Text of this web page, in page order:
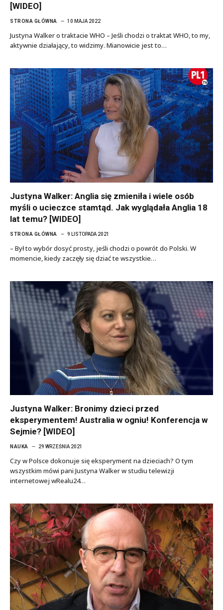
[WIDEO]
STRONA GŁÓWNA 10 MAJA 2022
Justyna Walker o traktacie WHO – Jeśli chodzi o traktat WHO, to my,
aktywnie działający, to widzimy. Mianowicie jest to…
Justyna Walker: Anglia się zmieniła i wiele osób
myśli o ucieczce stamtąd. Jak wyglądała Anglia 18
lat temu? [WIDEO]
STRONA GŁÓWNA 9 LISTOPADA 2021
– Był to wybór dosyć prosty, jeśli chodzi o powrót do Polski. W
momencie, kiedy zaczęły się dziać te wszystkie…
Justyna Walker: Bronimy dzieci przed
eksperymentem! Australia w ogniu! Konferencja w
Sejmie? [WIDEO]
NAUKA 29 WRZEŚNIA 2021
Czy w Polsce dokonuje się eksperyment na dzieciach? O tym
wszystkim mówi pani Justyna Walker w studiu telewizji
internetowej wRealu24…